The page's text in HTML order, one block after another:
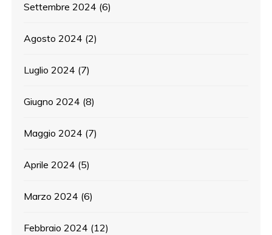
Settembre 2024 (6)
Agosto 2024 (2)
Luglio 2024 (7)
Giugno 2024 (8)
Maggio 2024 (7)
Aprile 2024 (5)
Marzo 2024 (6)
Febbraio 2024 (12)